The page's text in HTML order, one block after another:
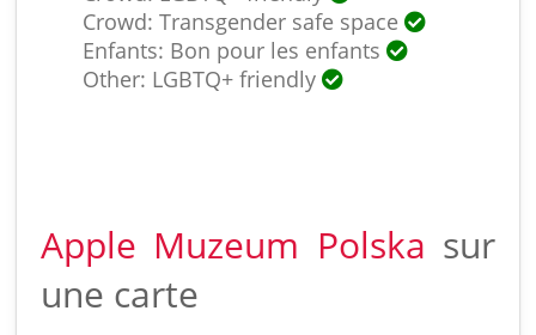
Crowd: Transgender safe space
Enfants: Bon pour les enfants
Other: LGBTQ+ friendly
Apple Muzeum Polska sur
une carte